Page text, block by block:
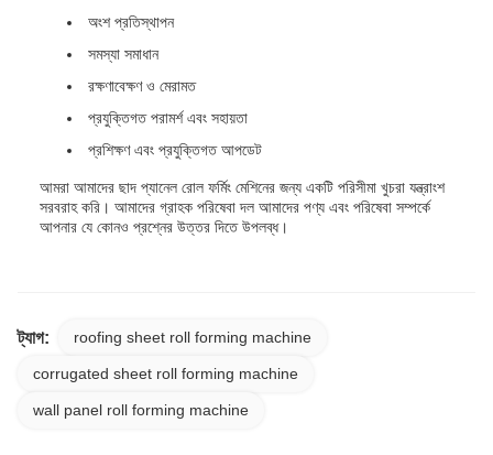
অংশ প্রতিস্থাপন
সমস্যা সমাধান
রক্ষণাবেক্ষণ ও মেরামত
প্রযুক্তিগত পরামর্শ এবং সহায়তা
প্রশিক্ষণ এবং প্রযুক্তিগত আপডেট
আমরা আমাদের ছাদ প্যানেল রোল ফর্মিং মেশিনের জন্য একটি পরিসীমা খুচরা যন্ত্রাংশ
সরবরাহ করি। আমাদের গ্রাহক পরিষেবা দল আমাদের পণ্য এবং পরিষেবা সম্পর্কে
আপনার যে কোনও প্রশ্নের উত্তর দিতে উপলব্ধ।
ট্যাগ: roofing sheet roll forming machine
corrugated sheet roll forming machine
wall panel roll forming machine